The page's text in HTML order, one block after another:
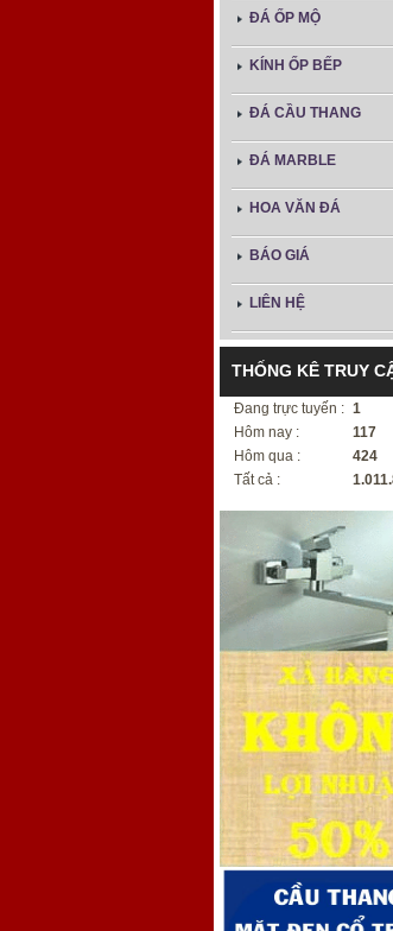
ĐÁ ỐP MỘ
KÍNH ỐP BẾP
ĐÁ CẦU THANG
ĐÁ MARBLE
HOA VĂN ĐÁ
BÁO GIÁ
LIÊN HỆ
THỐNG KÊ TRUY
Đang trực tuyến : 1
Hôm nay :
117
Hôm qua :
424
Tất cả :